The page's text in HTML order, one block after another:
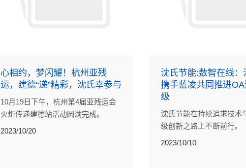
心相约，梦闪耀！杭州亚残
运，建德“递”精彩，沈氏幸参与
10月19日下午，杭州第4届亚残运会
火炬传递建德站活动圆满完成。
2023/10/20
沈氏节能:数智在线：
携手蓝凌共同推进
级
沈氏节能在持续追求技术
级创新之路上不断前行。
2023/10/10